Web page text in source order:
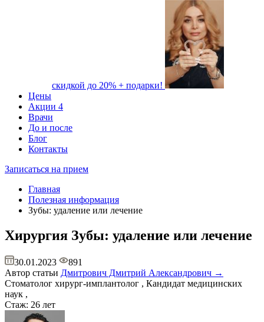
скидкой до 20% + подарки!
Цены
Акции 4
Врачи
До и после
Блог
Контакты
Записаться на прием
Главная
Полезная информация
Зубы: удаление или лечение
Хирургия Зубы: удаление или лечение
30.01.2023
891
Автор статьи Дмитрович Дмитрий Александрович →
Стоматолог хирург-имплантолог , Кандидат медицинских
наук ,
Стаж: 26 лет